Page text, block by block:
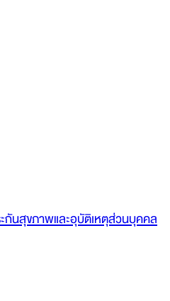
กันสุขภาพและอุบัติเหตุส่วนบุคคล